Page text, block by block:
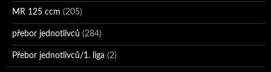
MR 125 ccm (205)
přebor jednotlivců (284)
Přebor jednotlivců/1. liga (2)